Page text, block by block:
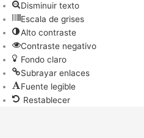
Disminuir texto
Escala de grises
Alto contraste
Contraste negativo
Fondo claro
Subrayar enlaces
Fuente legible
Restablecer